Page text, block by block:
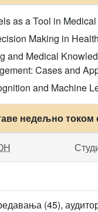
as a Tool in
Making in
and Medical
Cases and
and Machine
недељно
(45),